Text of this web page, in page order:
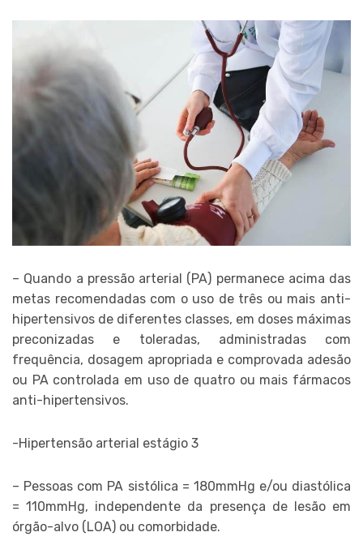
– Quando a pressão arterial (PA) permanece acima das
metas recomendadas com o uso de três ou mais anti-
hipertensivos de diferentes classes, em doses máximas
preconizadas e toleradas, administradas com
frequência, dosagem apropriada e comprovada adesão
ou PA controlada em uso de quatro ou mais fármacos
anti-hipertensivos.
-Hipertensão arterial estágio 3
– Pessoas com PA sistólica = 180mmHg e/ou diastólica
= 110mmHg, independente da presença de lesão em
órgão-alvo (LOA) ou comorbidade.